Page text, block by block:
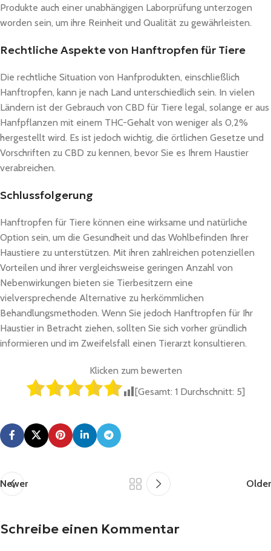
Produkte auch einer unabhängigen Laborprüfung unterzogen
worden sein, um ihre Reinheit und Qualität zu gewährleisten.
Rechtliche Aspekte von Hanftropfen für Tiere
Die rechtliche Situation von Hanfprodukten, einschließlich
Hanftropfen, kann je nach Land unterschiedlich sein. In vielen
Ländern ist der Gebrauch von CBD für Tiere legal, solange er aus
Hanfpflanzen mit einem THC-Gehalt von weniger als 0,2%
hergestellt wird. Es ist jedoch wichtig, die örtlichen Gesetze und
Vorschriften zu CBD zu kennen, bevor Sie es Ihrem Haustier
verabreichen.
Schlussfolgerung
Hanftropfen für Tiere können eine wirksame und natürliche
Option sein, um die Gesundheit und das Wohlbefinden Ihrer
Haustiere zu unterstützen. Mit ihren zahlreichen potenziellen
Vorteilen und ihrer vergleichsweise geringen Anzahl von
Nebenwirkungen bieten sie Tierbesitzern eine
vielversprechende Alternative zu herkömmlichen
Behandlungsmethoden. Wenn Sie jedoch Hanftropfen für Ihr
Haustier in Betracht ziehen, sollten Sie sich vorher gründlich
informieren und im Zweifelsfall einen Tierarzt konsultieren.
Klicken zum bewerten
[Gesamt: 1 Durchschnitt: 5]
Newer Older
Schreibe einen Kommentar